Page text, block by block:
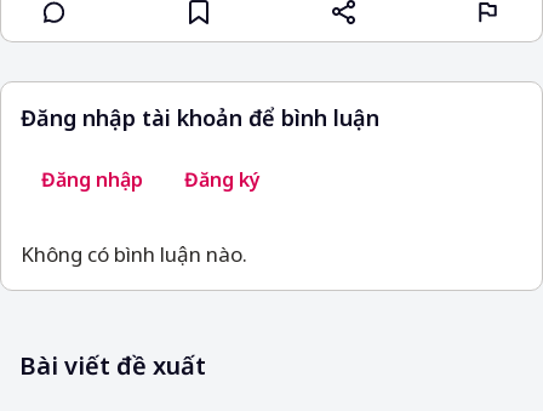
Đăng nhập tài khoản để bình luận
Đăng nhập Đăng ký
Không có bình luận nào.
Bài viết đề xuất